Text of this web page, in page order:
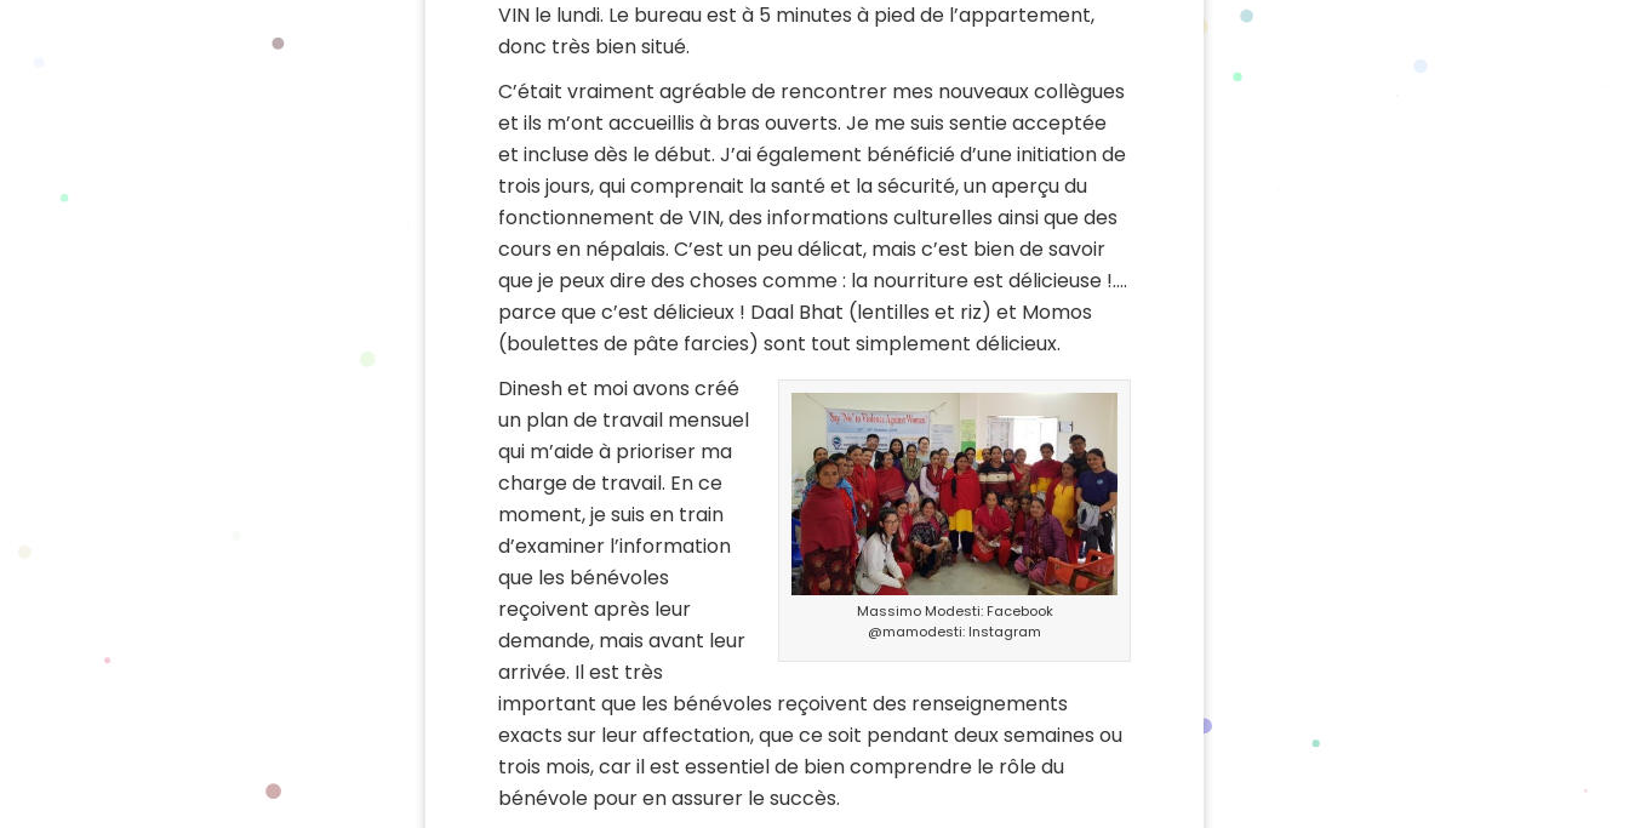
VIN le lundi. Le bureau est à 5 minutes à pied de l’appartement,
donc très bien situé.
C’était vraiment agréable de rencontrer mes nouveaux collègues
et ils m’ont accueillis à bras ouverts. Je me suis sentie acceptée
et incluse dès le début. J’ai également bénéficié d’une initiation de
trois jours, qui comprenait la santé et la sécurité, un aperçu du
fonctionnement de VIN, des informations culturelles ainsi que des
cours en népalais. C’est un peu délicat, mais c’est bien de savoir
que je peux dire des choses comme : la nourriture est délicieuse !….
parce que c’est délicieux ! Daal Bhat (lentilles et riz) et Momos
(boulettes de pâte farcies) sont tout simplement délicieux.
Massimo Modesti: Facebook
@mamodesti: Instagram
Dinesh et moi avons créé
un plan de travail mensuel
qui m’aide à prioriser ma
charge de travail. En ce
moment, je suis en train
d’examiner l’information
que les bénévoles
reçoivent après leur
demande, mais avant leur
arrivée. Il est très
important que les bénévoles reçoivent des renseignements
exacts sur leur affectation, que ce soit pendant deux semaines ou
trois mois, car il est essentiel de bien comprendre le rôle du
bénévole pour en assurer le succès.